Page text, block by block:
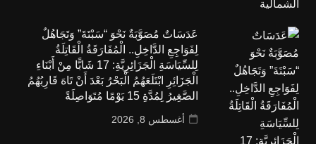
عَدَسَاتٌ مُصَوَّبَةٌ نَحْوَ “سَبْتَةَ” وَتَجَاهُلٌ
لِفَوَاجِعِ الدَّاخِلِ.. الْمُفَارَقَةُ الْقَاتِلَةُ
لِلسِّيَاسَةِ الْجَزَائِرِيَّةِ: 17 شَابًّا مِنْ أَبْنَاءِ
الْجَزَائِرِ ابْتَلَعَهُمُ الْبَحْرُ بَعْدَ أَنْ تَاهَ قَارِبُهُمُ
الصَّغِيرُ لِمُدَّةِ 15 يَوْمًا مُتَوَاصِلَةً
أغسطس 8, 2026